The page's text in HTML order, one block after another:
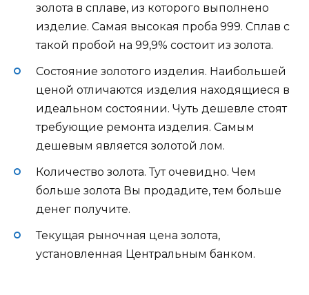
золота в сплаве, из которого выполнено
изделие. Самая высокая проба 999. Сплав с
такой пробой на 99,9% состоит из золота.
Состояние золотого изделия. Наибольшей
ценой отличаются изделия находящиеся в
идеальном состоянии. Чуть дешевле стоят
требующие ремонта изделия. Самым
дешевым является золотой лом.
Количество золота. Тут очевидно. Чем
больше золота Вы продадите, тем больше
денег получите.
Текущая рыночная цена золота,
установленная Центральным банком.